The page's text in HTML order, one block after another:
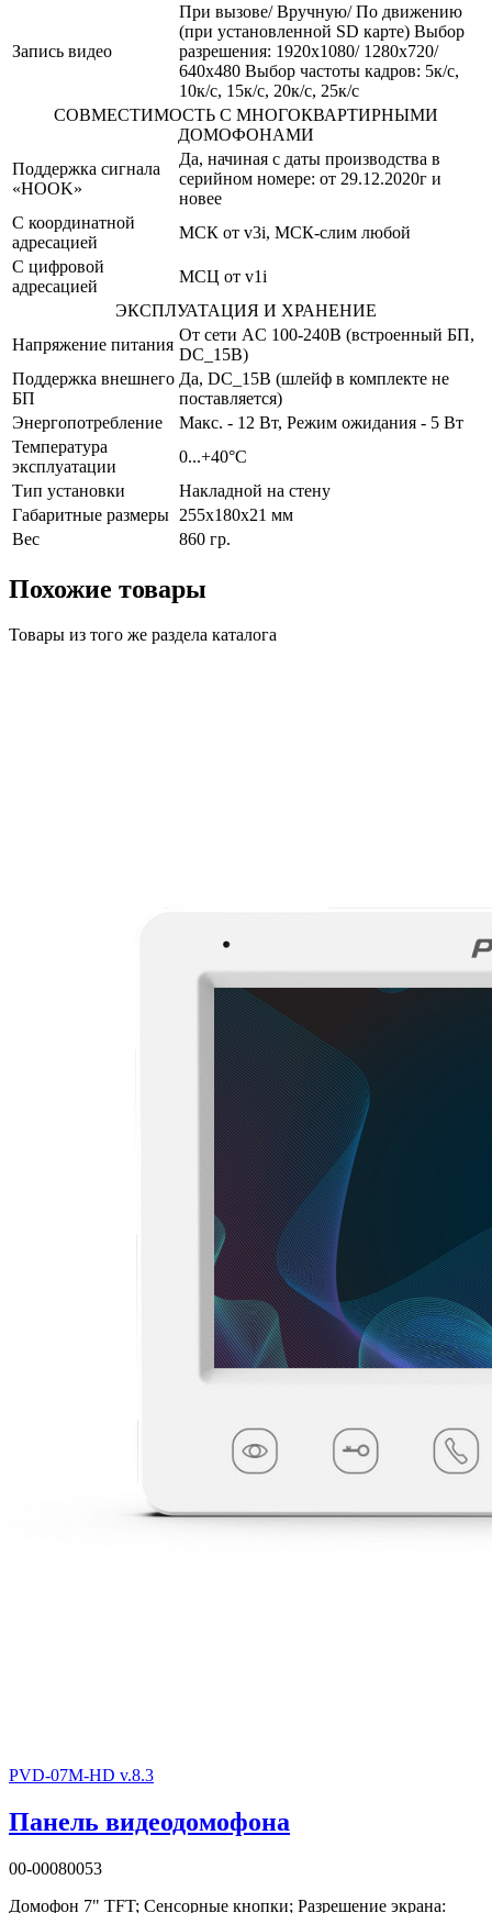
Запись видео
При вызове/ Вручную/ По движению
(при установленной SD карте) Выбор
разрешения: 1920x1080/ 1280x720/
640x480 Выбор частоты кадров: 5к/с,
10к/с, 15к/с, 20к/с, 25к/с
СОВМЕСТИМОСТЬ С МНОГОКВАРТИРНЫМИ
ДОМОФОНАМИ
Поддержка сигнала
«HOOK»
Да, начиная с даты производства в
серийном номере: от 29.12.2020г и
новее
С координатной
адресацией
МСК от v3i, МСК-слим любой
С цифровой
адресацией
МСЦ от v1i
ЭКСПЛУАТАЦИЯ И ХРАНЕНИЕ
Напряжение питания
От сети AC 100-240В (встроенный БП,
DC_15В)
Поддержка внешнего
БП
Да, DC_15В (шлейф в комплекте не
поставляется)
Энергопотребление
Макс. - 12 Вт, Режим ожидания - 5 Вт
Температура
эксплуатации
0...+40°С
Тип установки
Накладной на стену
Габаритные размеры 255x180x21 мм
Вес
860 гр.
Похожие товары
Товары из того же раздела каталога
PVD-07M-HD v.8.3
Панель видеодомофона
00-00080053
Домофон 7" TFT; Сенсорные кнопки; Разрешение экрана: